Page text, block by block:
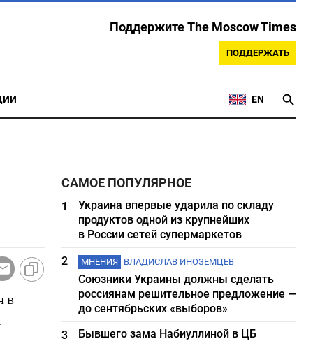
Поддержите The Moscow Times
ПОДДЕРЖАТЬ
EN
в
САМОЕ ПОПУЛЯРНОЕ
1
Украина впервые ударила по складу
продуктов одной из крупнейших
в России сетей супермаркетов
2
МНЕНИЯ ВЛАДИСЛАВ ИНОЗЕМЦЕВ
Союзники Украины должны сделать
россиянам решительное предложение —
до сентябрьских «выборов»
3
Бывшего зама Набиуллиной в ЦБ